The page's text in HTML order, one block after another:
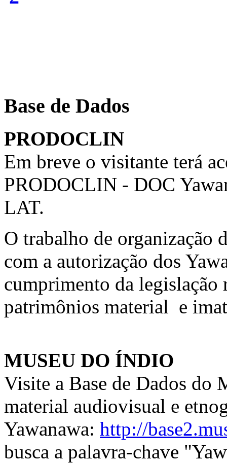
Base de Dados
PRODOCLIN
Em breve o visitante terá
PRODOCLIN - DOC
LAT.
O trabalho de organização
com a autorização dos
cumprimento da legislação
patrimônios material e
MUSEU DO ÍNDIO
Visite a Base de Dados do
material audiovisual e
Yawanawa: http://
busca a palavra-chave